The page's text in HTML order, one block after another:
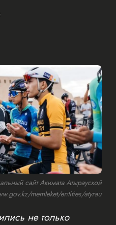
сайт Акимата Атырауской
memleket/entities/atyrau
не только